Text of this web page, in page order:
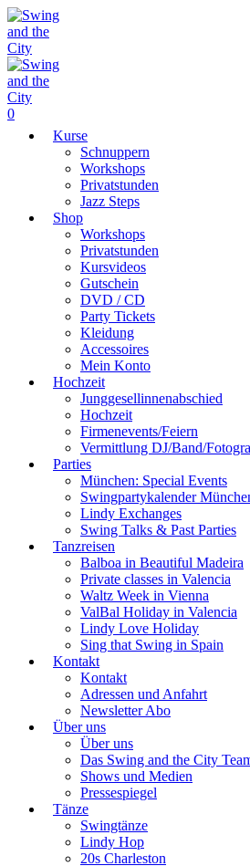
0
Kurse
Schnuppern
Workshops
Privatstunden
Jazz Steps
Shop
Workshops
Privatstunden
Kursvideos
Gutschein
DVD / CD
Party Tickets
Kleidung
Accessoires
Mein Konto
Hochzeit
Junggesellinnenabschied
Hochzeit
Firmenevents/Feiern
Vermittlung DJ/Band/
Parties
München: Special Events
Swingpartykalender
Lindy Exchanges
Swing Talks & Past Parties
Tanzreisen
Balboa in Beautiful Madeira
Private classes in Valencia
Waltz Week in Vienna
ValBal Holiday in Valencia
Lindy Love Holiday
Sing that Swing in Spain
Kontakt
Kontakt
Adressen und Anfahrt
Newsletter Abo
Über uns
Über uns
Das Swing and the City
Shows und Medien
Pressespiegel
Tänze
Swingtänze
Lindy Hop
20s Charleston